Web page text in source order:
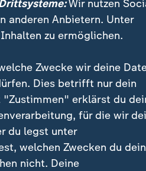
dann liegt es an uns,
Eberl indirekt gen
Gegenbewegung:
und jetzt
immer
Mittwoch und
Wir nutzen
anderen Anbietern. Unter
zu ermöglichen.
Zwecke wir deine
Dies betrifft nur dein
erklärst du
für die wir
du legst unter
welchen Zwecken du
nicht. Deine